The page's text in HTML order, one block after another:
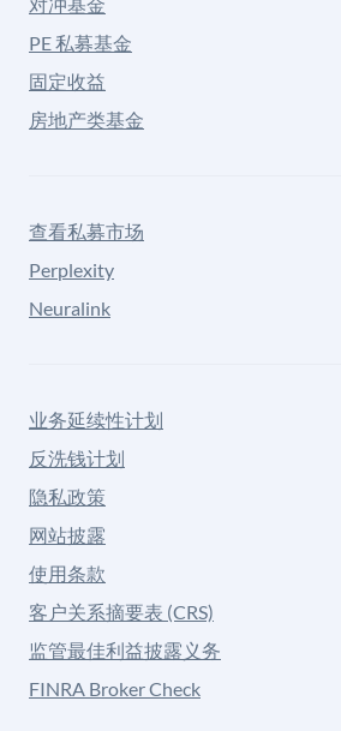
PE 私募基金
固定收益
房地产类基金
查看私募市场
Perplexity
Neuralink
业务延续性计划
反洗钱计划
隐私政策
网站披露
使用条款
客户关系摘要表 (CRS)
监管最佳利益披露义务
FINRA Broker Check